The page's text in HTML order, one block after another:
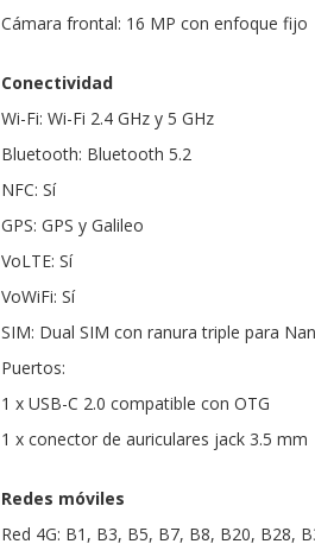
Cámara frontal: 16 MP con enfoque fijo
Conectividad
Wi-Fi: Wi-Fi 2.4 GHz y 5 GHz
Bluetooth: Bluetooth 5.2
NFC: Sí
GPS: GPS y Galileo
VoLTE: Sí
VoWiFi: Sí
SIM: Dual SIM con ranura triple para
Puertos:
1 x USB-C 2.0 compatible con OTG
1 x conector de auriculares jack 3.5 mm
Redes móviles
Red 4G: B1, B3, B5, B7, B8, B20, B28,